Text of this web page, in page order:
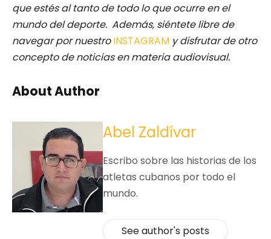
que estés al tanto de todo lo que ocurre en el
mundo del deporte. Además, siéntete libre de
navegar por nuestro INSTAGRAM y disfrutar de otro
concepto de noticias en materia audiovisual.
About Author
Abel Zaldívar
Escribo sobre las historias de los
atletas cubanos por todo el
mundo.
See author's posts